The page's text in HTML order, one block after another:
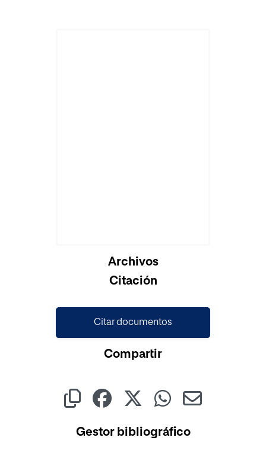
Archivos
Citación
Citar documentos
Compartir
Gestor bibliográfico